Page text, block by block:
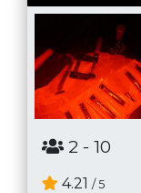
2 - 10
4.21 / 5